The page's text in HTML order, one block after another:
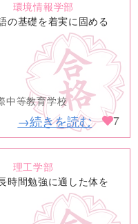
環境情報学部
の基礎を着実に固める
中等教育学校
→続きを読む 7
理工学部
時間勉強に適した体を